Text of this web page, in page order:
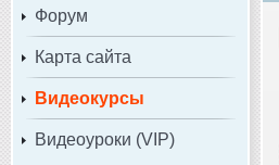
Форум
Карта сайта
Видеокурсы
Видеоуроки (VIP)